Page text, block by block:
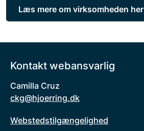
Læs mere om virksomheden her
Kontakt webansvarlig
Camilla Cruz
ckg@hjoerring.dk
Webstedstilgængelighed